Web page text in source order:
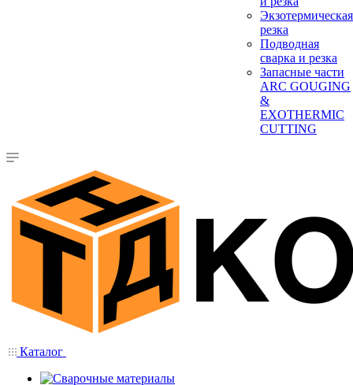
Экзотермическая
резка
Подводная
сварка и резка
Запасные части
ARC GOUGING
&
EXOTHERMIC
CUTTING
Каталог